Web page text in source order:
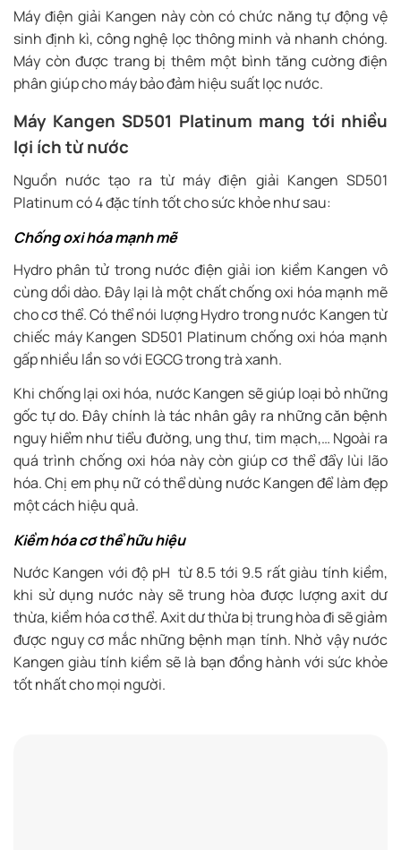
Máy điện giải Kangen này còn có chức năng tự động vệ
sinh định kì, công nghệ lọc thông minh và nhanh chóng.
Máy còn được trang bị thêm một bình tăng cường điện
phân giúp cho máy bảo đảm hiệu suất lọc nước.
Máy Kangen SD501 Platinum mang tới nhiều
lợi ích từ nước
Nguồn nước tạo ra từ máy điện giải Kangen SD501
Platinum có 4 đặc tính tốt cho sức khỏe như sau:
Chống oxi hóa mạnh mẽ
Hydro phân tử trong nước điện giải ion kiềm Kangen vô
cùng dồi dào. Đây lại là một chất chống oxi hóa mạnh mẽ
cho cơ thể. Có thể nói lượng Hydro trong nước Kangen từ
chiếc máy Kangen SD501 Platinum chống oxi hóa mạnh
gấp nhiều lần so với EGCG trong trà xanh.
Khi chống lại oxi hóa, nước Kangen sẽ giúp loại bỏ những
gốc tự do. Đây chính là tác nhân gây ra những căn bệnh
nguy hiểm như tiểu đường, ung thư, tim mạch,… Ngoài ra
quá trình chống oxi hóa này còn giúp cơ thể đẩy lùi lão
hóa. Chị em phụ nữ có thể dùng nước Kangen để làm đẹp
một cách hiệu quả.
Kiềm hóa cơ thể hữu hiệu
Nước Kangen với độ pH từ 8.5 tới 9.5 rất giàu tính kiềm,
khi sử dụng nước này sẽ trung hòa được lượng axit dư
thừa, kiềm hóa cơ thể. Axit dư thừa bị trung hòa đi sẽ giảm
được nguy cơ mắc những bệnh mạn tính. Nhờ vậy nước
Kangen giàu tính kiềm sẽ là bạn đồng hành với sức khỏe
tốt nhất cho mọi người.